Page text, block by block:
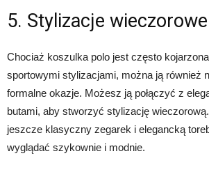
5. Stylizacje wieczorowe
Chociaż koszulka polo jest często
sportowymi stylizacjami, można ją również
formalne okazje. Możesz ją połączyć z
butami, aby stworzyć stylizację
jeszcze klasyczny zegarek i elegancką
wyglądać szykownie i modnie.